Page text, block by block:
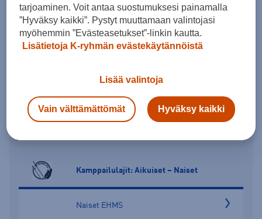
Kamppailulajit: Aikuiset – Naiset
Naiset EHMS
tarjoaminen. Voit antaa suostumuksesi painamalla
”Hyväksy kaikki”. Pystyt muuttamaan valintojasi
myöhemmin ”Evästeasetukset”-linkin kautta.
Lisätietoja K-ryhmän evästekäytännöistä
Lisää valintoja
Vain välttämättömät Hyväksy kaikki